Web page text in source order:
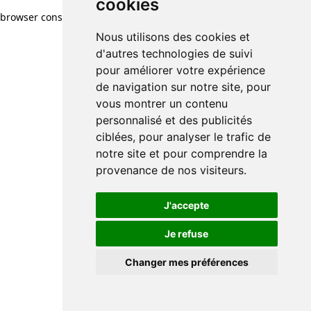
cookies
Nous utilisons des cookies et
d'autres technologies de suivi
pour améliorer votre expérience
de navigation sur notre site, pour
vous montrer un contenu
personnalisé et des publicités
ciblées, pour analyser le trafic de
notre site et pour comprendre la
provenance de nos visiteurs.
J'accepte
Je refuse
Changer mes préférences
browser console for more information)